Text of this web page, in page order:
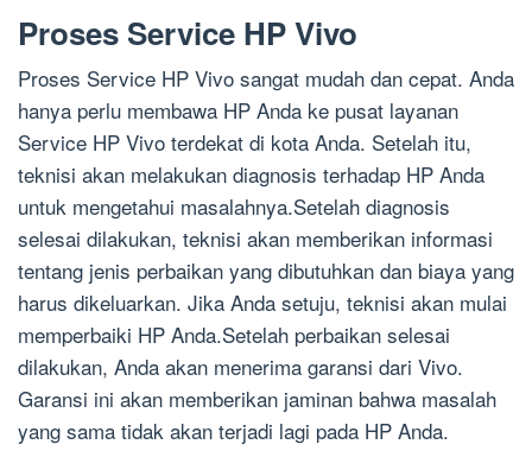
Proses Service HP Vivo
Proses Service HP Vivo sangat mudah dan cepat. Anda
hanya perlu membawa HP Anda ke pusat layanan
Service HP Vivo terdekat di kota Anda. Setelah itu,
teknisi akan melakukan diagnosis terhadap HP Anda
untuk mengetahui masalahnya.Setelah diagnosis
selesai dilakukan, teknisi akan memberikan informasi
tentang jenis perbaikan yang dibutuhkan dan biaya yang
harus dikeluarkan. Jika Anda setuju, teknisi akan mulai
memperbaiki HP Anda.Setelah perbaikan selesai
dilakukan, Anda akan menerima garansi dari Vivo.
Garansi ini akan memberikan jaminan bahwa masalah
yang sama tidak akan terjadi lagi pada HP Anda.